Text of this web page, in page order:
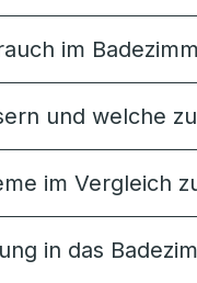
im
und welche
im Vergleich
in das